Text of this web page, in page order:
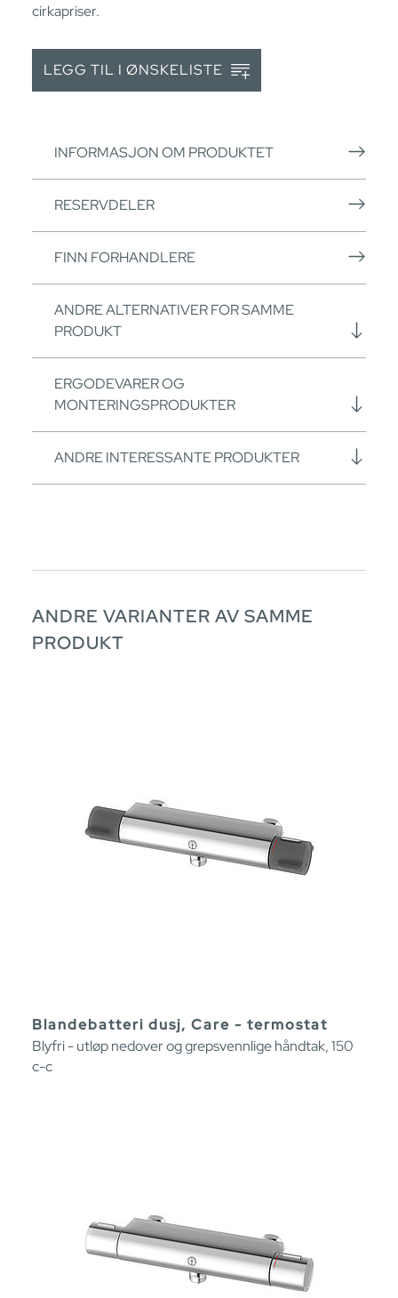
cirkapriser.
LEGG TIL I ØNSKELISTE
INFORMASJON OM PRODUKTET
RESERVDELER
FINN FORHANDLERE
ANDRE ALTERNATIVER FOR SAMME
PRODUKT
ERGODEVARER OG
MONTERINGSPRODUKTER
ANDRE INTERESSANTE PRODUKTER
ANDRE VARIANTER AV SAMME
PRODUKT
Blandebatteri dusj, Care - termostat
Blyfri - utløp nedover og grepsvennlige håndtak, 150
c-c